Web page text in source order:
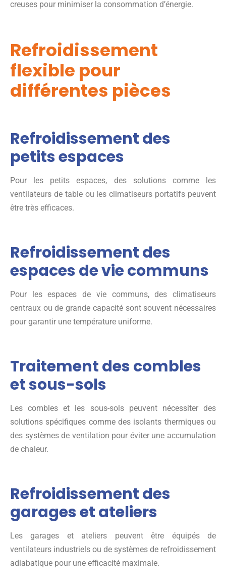
creuses pour minimiser la consommation d’énergie.
Refroidissement
flexible pour
différentes pièces
Refroidissement des
petits espaces
Pour les petits espaces, des solutions comme les
ventilateurs de table ou les climatiseurs portatifs peuvent
être très efficaces.
Refroidissement des
espaces de vie communs
Pour les espaces de vie communs, des climatiseurs
centraux ou de grande capacité sont souvent nécessaires
pour garantir une température uniforme.
Traitement des combles
et sous-sols
Les combles et les sous-sols peuvent nécessiter des
solutions spécifiques comme des isolants thermiques ou
des systèmes de ventilation pour éviter une accumulation
de chaleur.
Refroidissement des
garages et ateliers
Les garages et ateliers peuvent être équipés de
ventilateurs industriels ou de systèmes de refroidissement
adiabatique pour une efficacité maximale.